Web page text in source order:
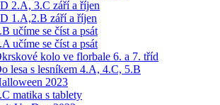
2.A, 3.C září a říjen
1.A,2.B září a říjen
učíme se číst a psát
učíme se číst a psát
kolo ve florbale 6. a 7. tříd
lesa s lesníkem 4.A, 4.C, 5.B
2023
matika s tablety